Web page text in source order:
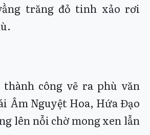
trăng đỏ tinh xảo rơi
công vẽ ra phù văn
Âm Nguyệt Hoa, Hứa Đạo
lên nỗi chờ mong xen lẫn